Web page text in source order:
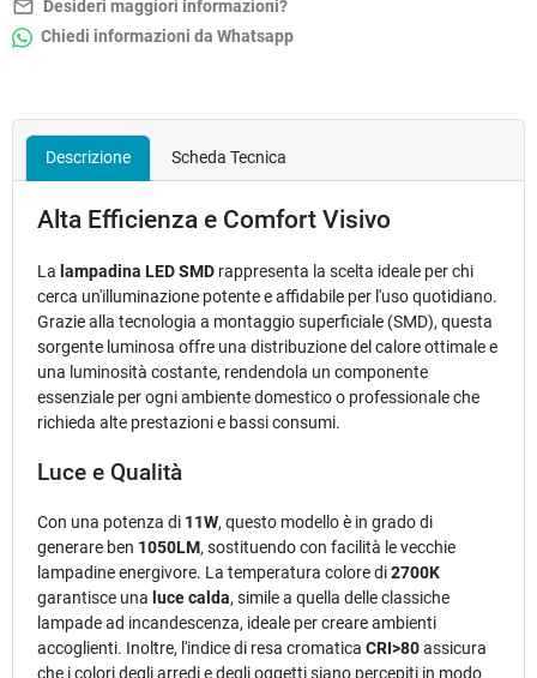
mail_outline Desideri maggiori informazioni?
Chiedi informazioni da Whatsapp
Descrizione Scheda Tecnica
Alta Efficienza e Comfort Visivo
La lampadina LED SMD rappresenta la scelta ideale per chi
cerca un'illuminazione potente e affidabile per l'uso quotidiano.
Grazie alla tecnologia a montaggio superficiale (SMD), questa
sorgente luminosa offre una distribuzione del calore ottimale e
una luminosità costante, rendendola un componente
essenziale per ogni ambiente domestico o professionale che
richieda alte prestazioni e bassi consumi.
Luce e Qualità
Con una potenza di 11W, questo modello è in grado di
generare ben 1050LM, sostituendo con facilità le vecchie
lampadine energivore. La temperatura colore di2700K
garantisce una luce calda, simile a quella delle classiche
lampade ad incandescenza, ideale per creare ambienti
accoglienti. Inoltre, l'indice di resa cromatica CRI>80assicura
che i colori degli arredi e degli oggetti siano percepiti in modo